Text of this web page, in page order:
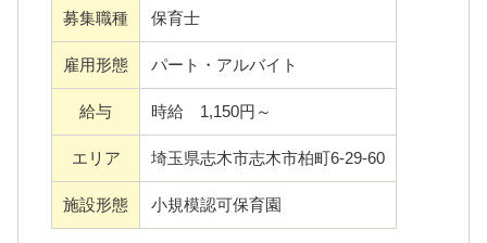
＜運営会社＞
ここりの森保育園を運営する株式会社プレラ
スは、半日型デイサービスや飲食事業など、
他事業をを展開している福祉関係会社です。
子育て中の女性が幅広く活躍しており、社員
からの意見を受け入れ、働きやすい環境づく
募集職種 保育士
雇用形態 パート・アルバイト
給与 時給 1,150円～
エリア 埼玉県志木市志木市柏町6-29-60
施設形態 小規模認可保育園